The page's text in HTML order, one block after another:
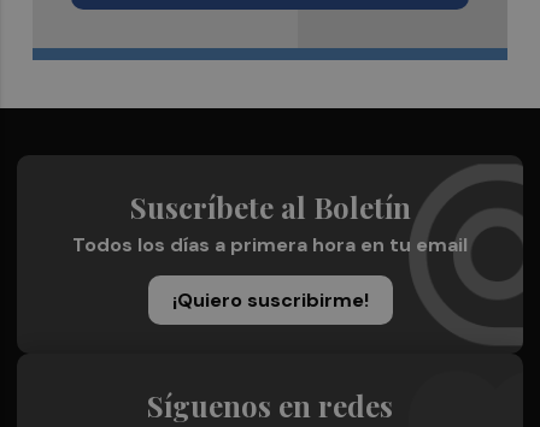
Suscríbete al Boletín
Todos los días a primera hora en tu email
¡Quiero suscribirme!
Síguenos en redes